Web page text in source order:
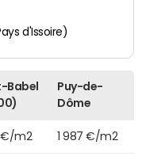
d'Issoire)
Babel
Puy-de-
Dôme
€/m2 1 987 €/m2